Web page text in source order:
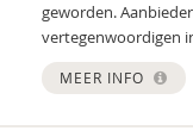
geworden.
vertegenwoordigen
MEER INFO